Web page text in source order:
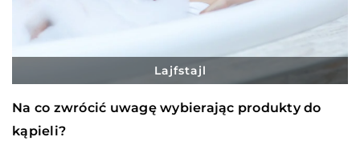
Lajfstajl
Na co zwrócić uwagę wybierając produkty do
kąpieli?